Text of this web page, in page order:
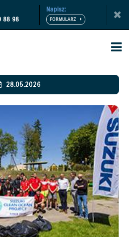
88 98
Napisz:
28.05.2026